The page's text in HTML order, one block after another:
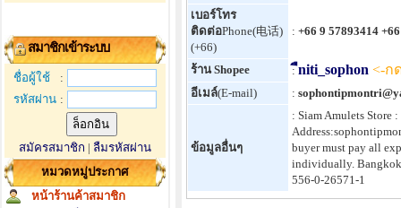
สมาชิกเข้าระบบ
ชื่อผู้ใช้
:
รหัสผ่าน :
สมัครสมาชิก | ลืมรหัสผ่าน
หมวดหมู่ประกาศ
หน้าร้านค้าสมาชิก
เบอร์โทร
ติดต่อPhone(电话)
(+66)
: +66 9 57893414
ร้าน Shopee :ืniti_sophon <-ก
อีเมล์(E-mail) :
ข้อมูลอื่นๆ
: Siam Amulets
buyer must pay all
individually. Bangkok
556-0-26571-1